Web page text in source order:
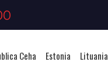
Ceha Estonia Lituania